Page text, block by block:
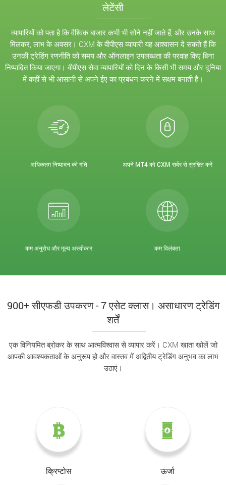
लेटेंसी
व्यापारियों को पता है कि वैश्विक बाजार कभी भी सोने नहीं जाते हैं, और उनके साथ
मिलकर, लाभ के अवसर। CXM के वीपीएस व्यापारी यह आश्वासन दे सकते हैं कि
उनकी ट्रेडिंग रणनीति को समय और ऑनलाइन उपलब्धता की परवाह किए बिना
निष्पादित किया जाएगा। वीपीएस सेवा व्यापारियों को दिन के किसी भी समय और दुनिया
में कहीं से भी आसानी से अपने ईए का प्रबंधन करने में सक्षम बनाती है।
अधिकतम निष्पादन की गति अपने MT4 को CXM सर्वर से सुरक्षित करें
कम अनुरोध और मूल्य अस्वीकार कम विलंबता
900+ सीएफडी उपकरण - 7 एसेट क्लास। असाधारण ट्रेडिंग
शर्तें
एक विनियमित ब्रोकर के साथ आत्मविश्वास से व्यापार करें। CXM खाता खोलें जो
आपकी आवश्यकताओं के अनुरूप हो और वास्तव में अद्वितीय ट्रेडिंग अनुभव का लाभ
उठाएं।
क्रिप्टोस ऊर्जा